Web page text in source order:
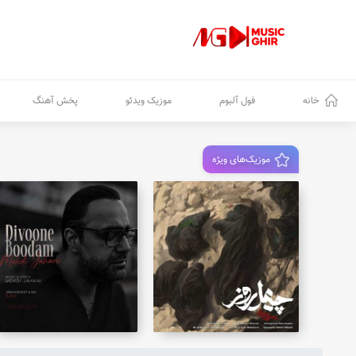
خانه فول آلبوم موزیک ویدئو پخش آهنگ
موزیک‌های ویژه